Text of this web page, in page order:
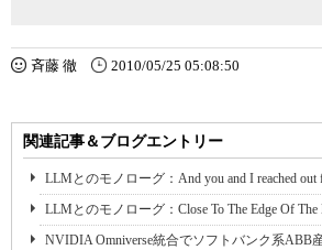
斉藤 徹 2010/05/25 05:08:50
関連記事＆ブログエントリー
LLMとのモノローグ：And you and I reached out
LLMとのモノローグ：Close To The Edge Of The
NVIDIA Omniverse統合でソフトバンク系ABB